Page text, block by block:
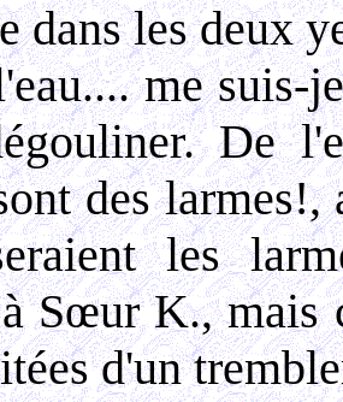
dans les deux
me suis-
De
des
les
Sœur K., mais
d'un